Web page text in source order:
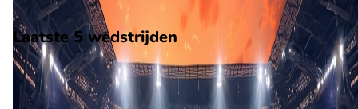
Scheidsrechter: Onbekend
Laatste 5 wedstrijden
H2H
Lillestroem
FK Haugesund
17 feb
2026